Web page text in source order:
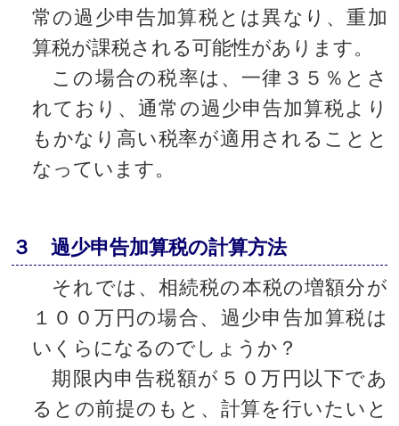
常の過少申告加算税とは異なり、重加
算税が課税される可能性があります。
この場合の税率は、一律３５％とさ
れており、通常の過少申告加算税より
もかなり高い税率が適用されることと
なっています。
３ 過少申告加算税の計算方法
それでは、相続税の本税の増額分が
１００万円の場合、過少申告加算税は
いくらになるのでしょうか？
期限内申告税額が５０万円以下であ
るとの前提のもと、計算を行いたいと